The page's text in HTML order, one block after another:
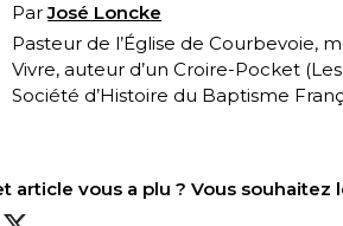
ParJosé Loncke
Pasteur de l’Église de Courbevoie,
Vivre, auteur d’un Croire-Pocket (
Société d’Histoire du Baptisme
article vous a plu ? Vous souhaitez